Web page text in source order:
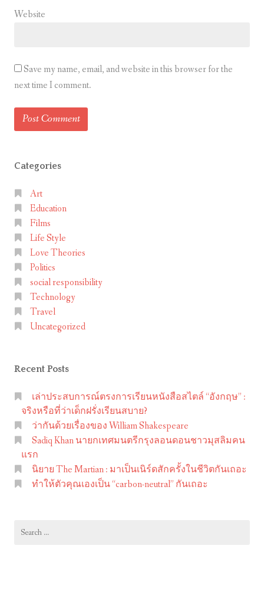
Website
Save my name, email, and website in this browser for the
next time I comment.
Categories
Art
Education
Films
Life Style
Love Theories
Politics
social responsibility
Technology
Travel
Uncategorized
Recent Posts
เล่าประสบการณ์ตรงการเรียนหนังสือสไตล์ “อังกฤษ” :
จริงหรือที่ว่าเด็กฝรั่งเรียนสบาย?
ว่ากันด้วยเรื่องของ William Shakespeare
Sadiq Khan นายกเทศมนตรีกรุงลอนดอนชาวมุสลิมคน
แรก
นิยาย The Martian : มาเป็นเนิร์ดสักครั้งในชีวิตกันเถอะ
ทำให้ตัวคุณเองเป็น “carbon-neutral” กันเถอะ
Search